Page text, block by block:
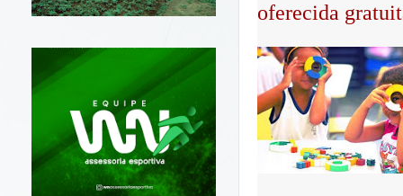
oferecida